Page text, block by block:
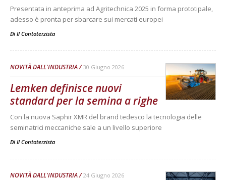
Presentata in anteprima ad Agritechnica 2025 in forma prototipale,
adesso è pronta per sbarcare sui mercati europei
Di Il Contoterzista
NOVITÀ DALL'INDUSTRIA 30 Giugno 2026
Lemken definisce nuovi
standard per la semina a righe
Con la nuova Saphir XMR del brand tedesco la tecnologia delle
seminatrici meccaniche sale a un livello superiore
Di Il Contoterzista
NOVITÀ DALL'INDUSTRIA 24 Giugno 2026